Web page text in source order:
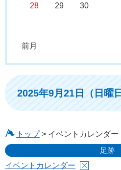
28 29 30
前月
2025年9月21日（日曜
トップ> イベントカレンダー
足跡
イベントカレンダー